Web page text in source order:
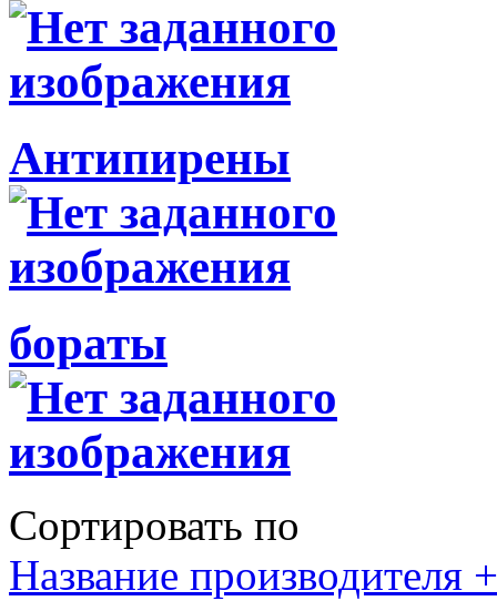
Антипирены
бораты
Сортировать по
Название производителя